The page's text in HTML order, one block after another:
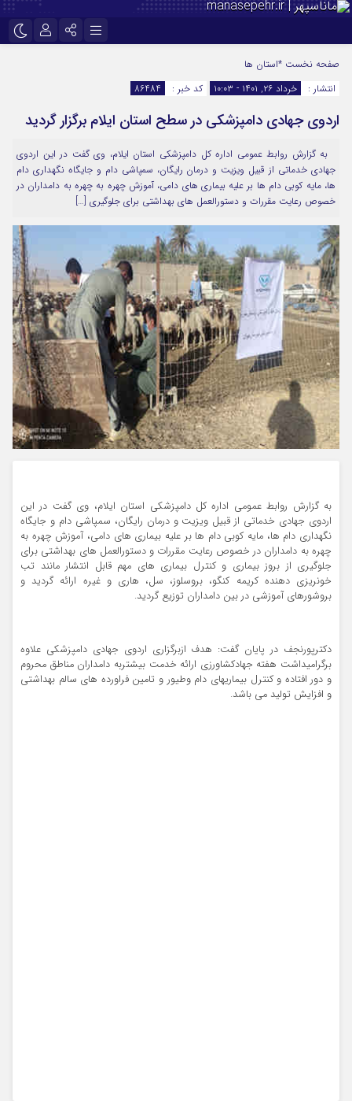
اینستاگرام
سروش
ایتا
آپارات
نام کاربری یا نشانی ایمیل
رمز عبور
مرا به خاطر بسپار
صفحه نخست *استان ها
انتشار :
خرداد ۲۶, ۱۴۰۱ - ۱۰:۰۳ کد خبر : 86484
اردوی جهادی دامپزشکی در سطح استان ایلام برگزار گردید
به گزارش روابط عمومی اداره کل دامپزشکی استان ایلام، وی گفت در این اردوی
جهادی خدماتی از قبیل ویزیت و درمان رایگان، سمپاشی دام و جایگاه نگهداری دام
ها، مایه کوبی دام ها بر علیه بیماری های دامی، آموزش چهره به چهره به دامداران در
خصوص رعایت مقررات و دستورالعمل های بهداشتی برای جلوگیری […]
به گزارش روابط عمومی اداره کل دامپزشکی استان ایلام، وی گفت در این
اردوی جهادی خدماتی از قبیل ویزیت و درمان رایگان، سمپاشی دام و جایگاه
نگهداری دام ها، مایه کوبی دام ها بر علیه بیماری های دامی، آموزش چهره به
چهره به دامداران در خصوص رعایت مقررات و دستورالعمل های بهداشتی برای
جلوگیری از بروز بیماری و کنترل بیماری های مهم قابل انتشار مانند تب
خونریزی دهنده کریمه کنگو، بروسلوز، سل، هاری و غیره ارائه گردید و
بروشورهای آموزشی در بین دامداران توزیع گردید.
دکترپورنجف در پایان گفت: هدف ازبرگزاری اردوی جهادی دامپزشکی علاوه
برگرامیداشت هفته جهادکشاورزی ارائه خدمت بیشتربه دامداران مناطق محروم
و دور افتاده و کنترل بیماریهای دام وطیور و تامین فراورده های سالم بهداشتی
و افزایش تولید می باشد.